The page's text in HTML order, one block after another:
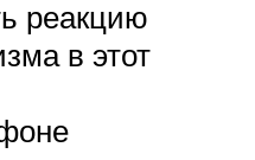
реакцию
в этот